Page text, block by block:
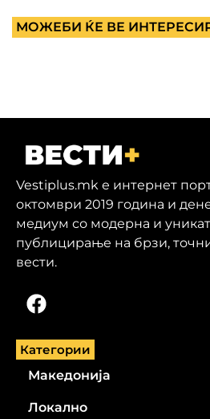
МОЖЕБИ ЌЕ ВЕ
Vestiplus.mk е интернет
октомври 2019 година и
медиум со модерна и
публицирање на брзи,
вести.
Категории
Македонија
Локално